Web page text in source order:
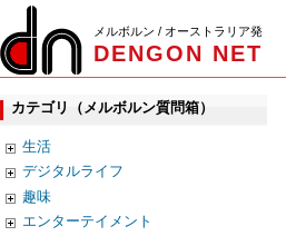
メルボルン / オーストラリア発
DENGON NET
カテゴリ（メルボルン質問箱）
生活
デジタルライフ
趣味
エンターテイメント